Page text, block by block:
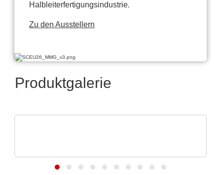
Halbleiterfertigungsindustrie.
Zu den Ausstellern
Produktgalerie